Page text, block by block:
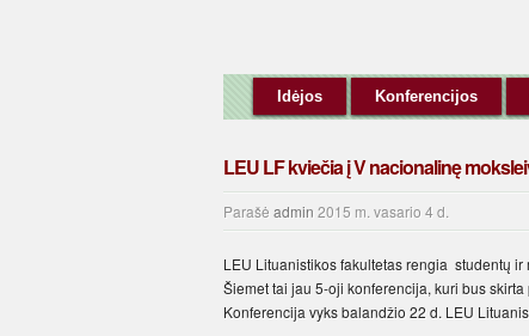
Idėjos Konferencijos
LEU LF kviečia į V nacionalinę
Parašė admin 2015 m. vasario 4 d.
LEU Lituanistikos fakultetas rengia studentų ir
Šiemet tai jau 5-oji konferencija, kuri bus
Konferencija vyks balandžio 22 d. LEU